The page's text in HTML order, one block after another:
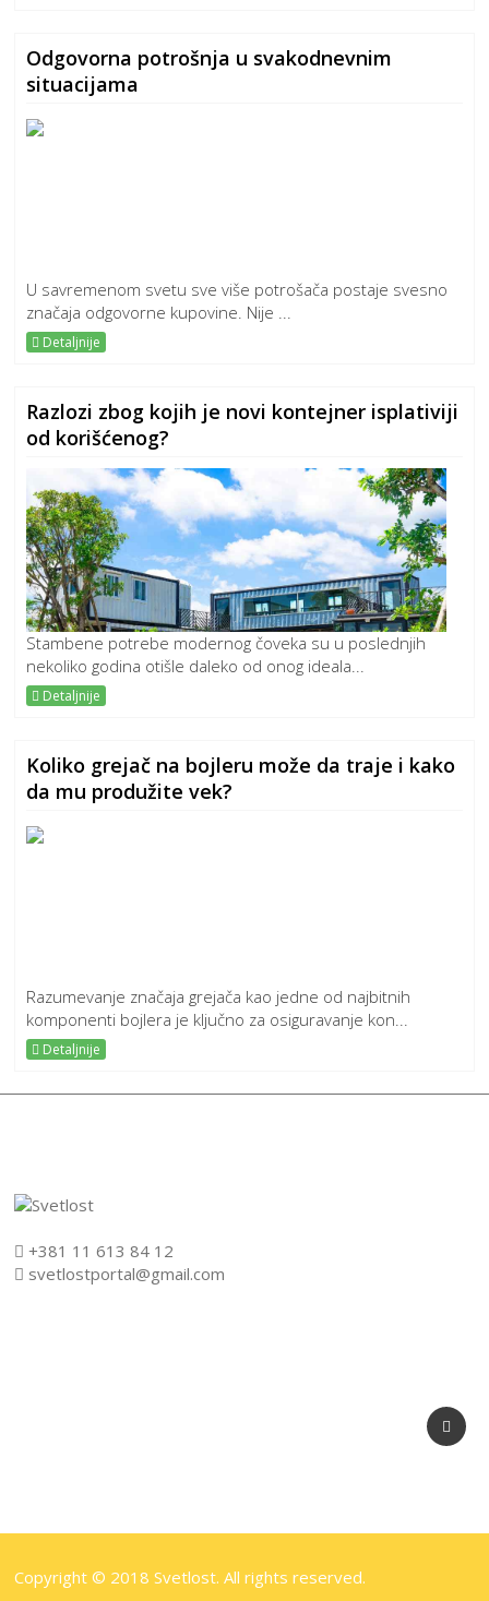
Odgovorna potrošnja u svakodnevnim
situacijama
U savremenom svetu sve više potrošača postaje svesno
značaja odgovorne kupovine. Nije ...
Detaljnije
Razlozi zbog kojih je novi kontejner isplativiji
od korišćenog?
Stambene potrebe modernog čoveka su u poslednjih
nekoliko godina otišle daleko od onog ideala...
Detaljnije
Koliko grejač na bojleru može da traje i kako
da mu produžite vek?
Razumevanje značaja grejača kao jedne od najbitnih
komponenti bojlera je ključno za osiguravanje kon...
Detaljnije
+381 11 613 84 12
svetlostportal@gmail.com
Copyright © 2018 Svetlost. All rights reserved.